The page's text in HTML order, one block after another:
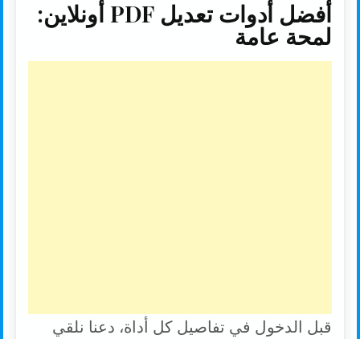
أفضل أدوات تعديل PDF أونلاين:
لمحة عامة
قبل الدخول في تفاصيل كل أداة، دعنا نلقي